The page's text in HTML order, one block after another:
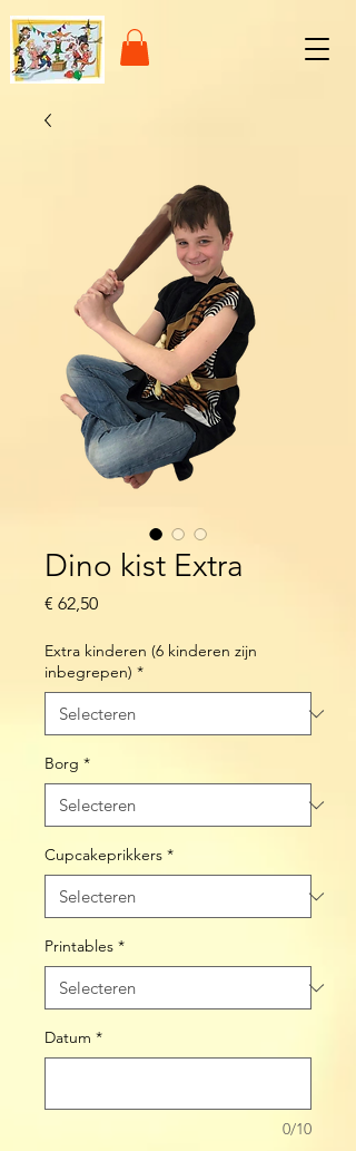
Dino kist Extra
€ 62,50Prijs
Extra kinderen (6 kinderen zijn
inbegrepen) *
Borg *
Cupcakeprikkers *
Printables *
Datum *
0/10